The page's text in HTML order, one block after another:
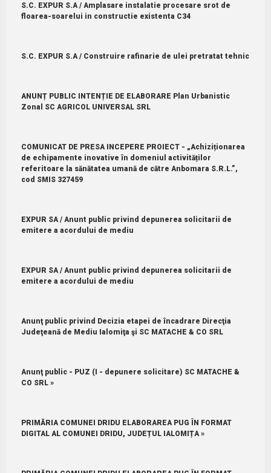
S.C. EXPUR S.A / Amplasare instalatie procesare srot de
floarea-soarelui in constructie existenta C34
S.C. EXPUR S.A / Construire rafinarie de ulei pretratat tehnic
ANUNȚ PUBLIC INTENȚIE DE ELABORARE Plan Urbanistic
Zonal SC AGRICOL UNIVERSAL SRL
COMUNICAT DE PRESA INCEPERE PROIECT - „Achiziționarea
de echipamente inovative în domeniul activităților
referitoare la sănătatea umană de către Anbomara S.R.L.”,
cod SMIS 327459
EXPUR SA / Anunt public privind depunerea solicitarii de
emitere a acordului de mediu
EXPUR SA / Anunt public privind depunerea solicitarii de
emitere a acordului de mediu
Anunţ public privind Decizia etapei de încadrare Direcţia
Judeţeană de Mediu Ialomiţa şi SC MATACHE & CO SRL
Anunţ public - PUZ (I - depunere solicitare) SC MATACHE &
CO SRL »
PRIMĂRIA COMUNEI DRIDU ELABORAREA PUG ÎN FORMAT
DIGITAL AL COMUNEI DRIDU, JUDEȚUL IALOMIȚA »